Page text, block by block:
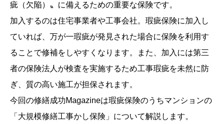
疵（欠陥）〟に備えるための重要な保険です。
加入するのは住宅事業者や工事会社。瑕疵保険に加入し
ていれば、万が一瑕疵が発見された場合に保険を利用す
ることで修補をしやすくなります。また、加入には第三
者の保険法人が検査を実施するため工事瑕疵を未然に防
ぎ、質の高い施工が担保されます。
今回の修繕成功Magazineは瑕疵保険のうちマンションの
「大規模修繕工事かし保険」について解説します。